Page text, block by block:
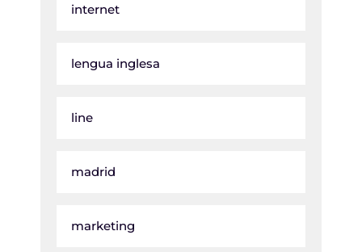
internet
lengua inglesa
line
madrid
marketing